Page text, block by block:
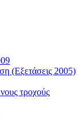
(Εξετάσεις 2005)
τροχούς